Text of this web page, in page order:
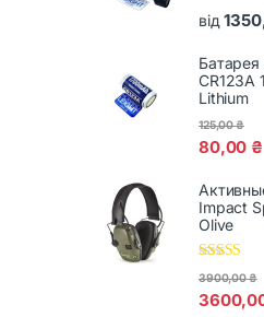
від
Батарея
CR123A
Lithium
80,00 ₴
125,00₴
Impact
Olive
Оценка
из 5
3900,00₴